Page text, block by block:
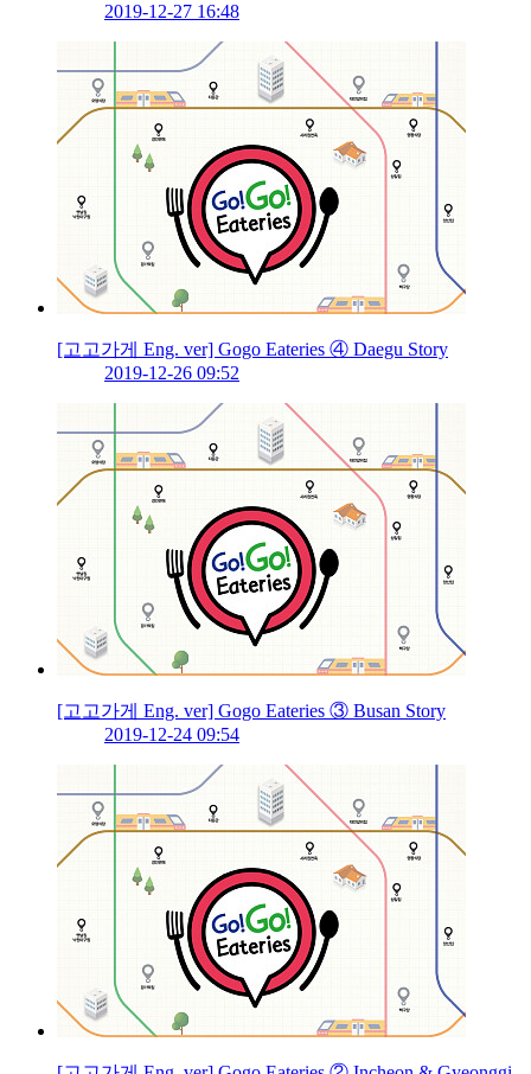
2019-12-27 16:48
[고고가게 Eng. ver] Gogo Eateries ④ Daegu Story
2019-12-26 09:52
[고고가게 Eng. ver] Gogo Eateries ③ Busan Story
2019-12-24 09:54